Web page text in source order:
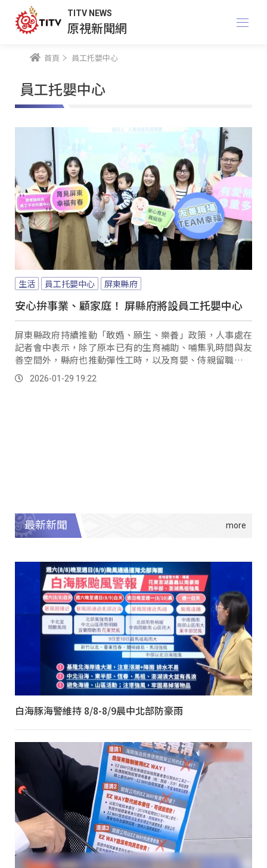
TITV NEWS
原視新聞網
首頁 員工托嬰中心
員工托嬰中心
生活 員工托嬰中心 屏東縣府
安心拚事業、顧家庭！ 屏縣府將設員工托嬰中心
屏東縣政府持續推動「敢婚、願生、樂養」政策，人事處在
記者會中表示，除了原本已有的生育補助、哺集乳時間與友
善空間外，縣府也推動彈性工時，以及育嬰、侍親留職停薪
等措施，更針對縣府員工設置托嬰中心，提供新手爸媽更實
質的支持。
2026-01-29 19:22
最新新聞
白海豚海警維持 8/8-8/9晨中北部防豪雨